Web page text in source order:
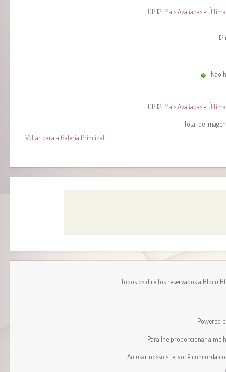
TOP 12: Mais Avaliadas-
Não
TOP 12: Mais Avaliadas-
Total de
Voltar para a Galeria Principal
Todos os direitos reservados a Bloco
Powered
Para lhe proporcionar a
Ao usar nosso site, você concorda